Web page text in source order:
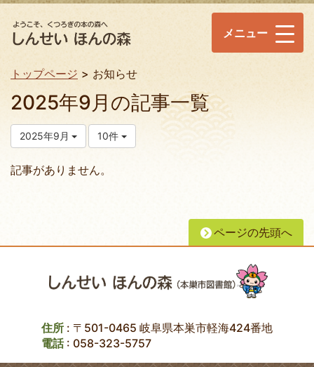
メニュー
トップページ お知らせ
2025年9月の記事一覧
2025年9月 10件
記事がありません。
ページの先頭へ
住所 : 〒501-0465 岐阜県本巣市軽海424番地
電話: 058-323-5757